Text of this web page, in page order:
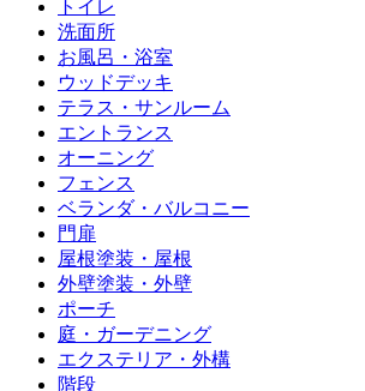
トイレ
洗面所
お風呂・浴室
ウッドデッキ
テラス・サンルーム
エントランス
オーニング
フェンス
ベランダ・バルコニー
門扉
屋根塗装・屋根
外壁塗装・外壁
ポーチ
庭・ガーデニング
エクステリア・外構
階段